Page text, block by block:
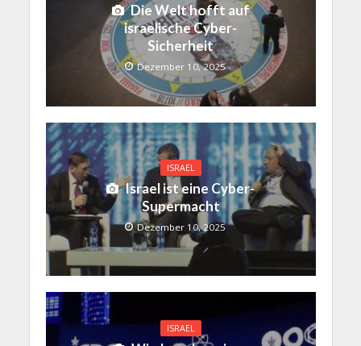
Die Welt hofft auf
israelische Cyber-
Sicherheit
Dezember 10, 2025
ISRAEL
Israel ist eine Cyber-
Supermacht
Dezember 10, 2025
ISRAEL